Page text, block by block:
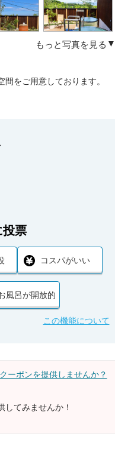
もっと写真を見る
をご用意しております。
投票
コスパがいい
風呂が開放的
この機能について
ーポンを提供しませんか？
てみませんか！